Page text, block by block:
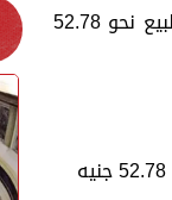
سجل بنك الإسكندرية، سجل سعر اليورو مقابل الجنيه المصري نحو 52.51 جنيه للشراء، وسعر البيع نحو 52.78